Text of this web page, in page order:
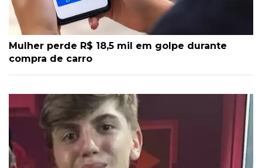
Mulher perde R$ 18,5 mil em golpe durante
compra de carro